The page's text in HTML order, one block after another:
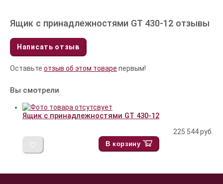
Ящик с принадлежностями GT 430-12 отзывы
Написать отзыв
Оставьте отзыв об этом товаре первым!
Вы смотрели
Ящик с принадлежностями GT 430-12
225 544руб.
В корзину